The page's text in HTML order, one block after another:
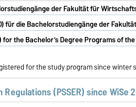
der Fakultät für
für die Bachelorstudiengänge der
the Bachelor’s Degree Programs of
for the study program since winter
(PSSER) since WiSe